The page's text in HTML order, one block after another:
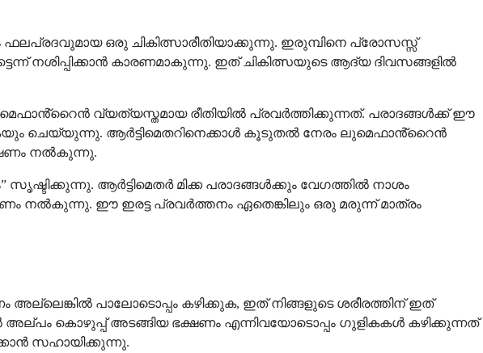
ഒരു ചികിത്സാരീതിയാക്കുന്നു. ഇരുമ്പിനെ പ്രോസസ്സ്
നശിപ്പിക്കാൻ കാരണമാകുന്നു. ഇത് ചികിത്സയുടെ ആദ്യ ദിവസങ്ങളിൽ
ലുമെഫാൻ്റൈൻ വ്യത്യസ്തമായ രീതിയിൽ പ്രവർത്തിക്കുന്നത്. പരാദങ്ങൾക്ക് ഈ
ചെയ്യുന്നു. ആർട്ടിമെതറിനെക്കാൾ കൂടുതൽ നേരം ലുമെഫാൻ്റൈൻ
നൽകുന്നു.
ആർട്ടിമെതർ മിക്ക പരാദങ്ങൾക്കും വേഗത്തിൽ നാശം
ഈ ഇരട്ട പ്രവർത്തനം ഏതെങ്കിലും ഒരു മരുന്ന് മാത്രം
പാലോടൊപ്പം കഴിക്കുക, ഇത് നിങ്ങളുടെ ശരീരത്തിന് ഇത്
അല്പം കൊഴുപ്പ് അടങ്ങിയ ഭക്ഷണം എന്നിവയോടൊപ്പം ഗുളികകൾ കഴിക്കുന്നത്
സഹായിക്കുന്നു.